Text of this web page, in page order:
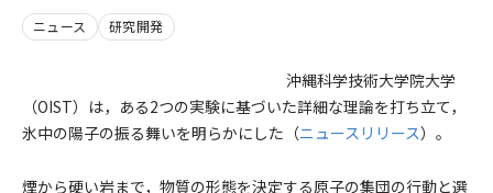
ニュース 研究開発
沖縄科学技術大学院大学
（OIST）は，ある2つの実験に基づいた詳細な理論を打ち立て，
氷中の陽子の振る舞いを明らかにした（ニュースリリース）。
煙から硬い岩まで，物質の形態を決定する原子の集団の行動と選